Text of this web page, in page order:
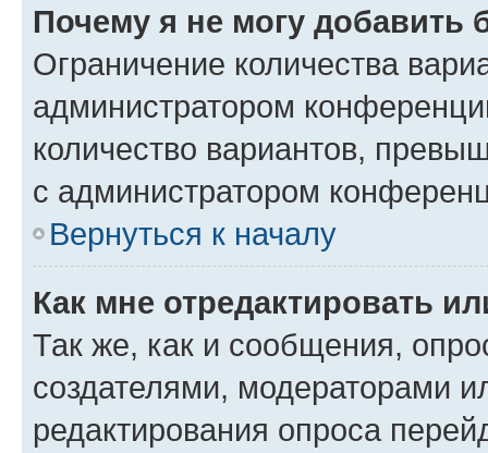
Почему я не могу добавить
Ограничение количества
администратором
количество вариантов,
с администратором
Вернуться к началу
Как мне отредактировать
Так же, как и сообщения,
создателями, модераторами
редактирования опроса